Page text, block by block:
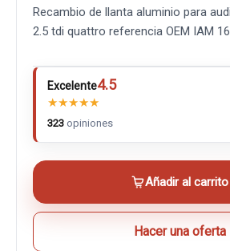
Recambio de llanta aluminio para
2.5 tdi quattro referencia OEM IAM
Excelente4.5
★★★★★
323 opiniones
Añadir al carrito
Hacer una oferta